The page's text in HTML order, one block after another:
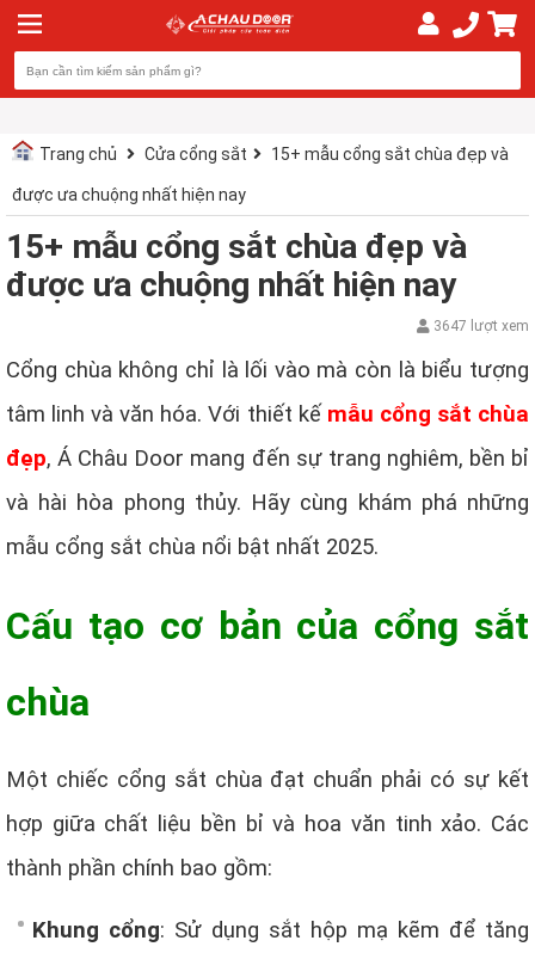
Trang chủ Cửa cổng sắt 15+ mẫu cổng sắt chùa đẹp và
được ưa chuộng nhất hiện nay
15+ mẫu cổng sắt chùa đẹp và
được ưa chuộng nhất hiện nay
3647 lượt xem
Cổng chùa không chỉ là lối vào mà còn là biểu tượng
tâm linh và văn hóa. Với thiết kế mẫu cổng sắt chùa
đẹp, Á Châu Door mang đến sự trang nghiêm, bền bỉ
và hài hòa phong thủy. Hãy cùng khám phá những
mẫu cổng sắt chùa nổi bật nhất 2025.
Cấu tạo cơ bản của cổng sắt
chùa
Một chiếc cổng sắt chùa đạt chuẩn phải có sự kết
hợp giữa chất liệu bền bỉ và hoa văn tinh xảo. Các
thành phần chính bao gồm:
Khung cổng: Sử dụng sắt hộp mạ kẽm để tăng